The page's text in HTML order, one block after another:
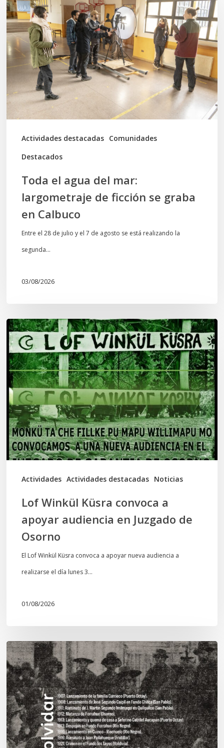
Actividades destacadas Comunidades
Destacados
agua
del
mar:
largometraje
de
ficción
se
graba
Toda el agua del mar:
largometraje de ficción se graba
en Calbuco
Entre el 28 de julio y el 7 de agosto se está realizando la
segunda…
03/08/2026
Actividades Actividades destacadas Noticias
Lof
Winkül
Küsra
convoca
a
apoyar
audiencia
en
Juzgado
Lof Winkül Küsra convoca a
apoyar audiencia en Juzgado de
Osorno
El Lof Winkül Küsra convoca a apoyar nueva audiencia a
realizarse el día lunes 3…
01/08/2026
Chawrakawin:
Palimpsesto
explora
a
través
del